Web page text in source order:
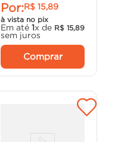
Por:R$ 15,89
à vista no pix
Em até 1x de R$ 15,89
sem juros
Comprar